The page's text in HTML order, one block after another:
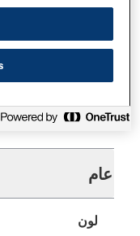
عام
لون